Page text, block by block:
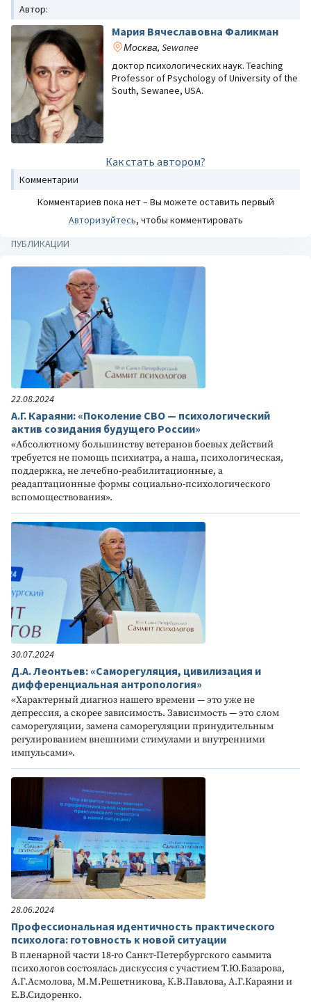
Автор:
Мария Вячеславовна Фаликман
Москва, Sewanee
доктор психологических наук. Teaching
Professor of Psychology of University of the
South, Sewanee, USA.
Как стать автором?
Комментарии
Комментариев пока нет – Вы можете оставить первый
Авторизуйтесь, чтобы комментировать
ПУБЛИКАЦИИ
22.08.2024
А.Г. Караяни: «Поколение СВО — психологический
актив созидания будущего России»
«Абсолютному большинству ветеранов боевых действий
требуется не помощь психиатра, а наша, психологическая,
поддержка, не лечебно-реабилитационные, а
реадаптационные формы социально-психологического
вспомоществования».
30.07.2024
Д.А. Леонтьев: «Саморегуляция, цивилизация и
дифференциальная антропология»
«Характерный диагноз нашего времени — это уже не
депрессия, а скорее зависимость. Зависимость — это слом
саморегуляции, замена саморегуляции принудительным
регулированием внешними стимулами и внутренними
импульсами».
28.06.2024
Профессиональная идентичность практического
психолога: готовность к новой ситуации
В пленарной части 18-го Санкт-Петербургского саммита
психологов состоялась дискуссия с участием Т.Ю.Базарова,
А.Г.Асмолова, М.М.Решетникова, К.В.Павлова, А.Г.Караяни и
Е.В.Сидоренко.